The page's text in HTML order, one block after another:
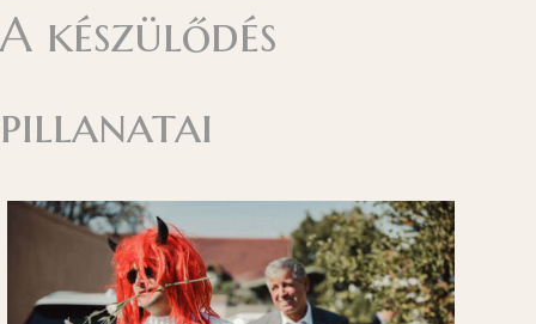
A készülődés
pillanatai